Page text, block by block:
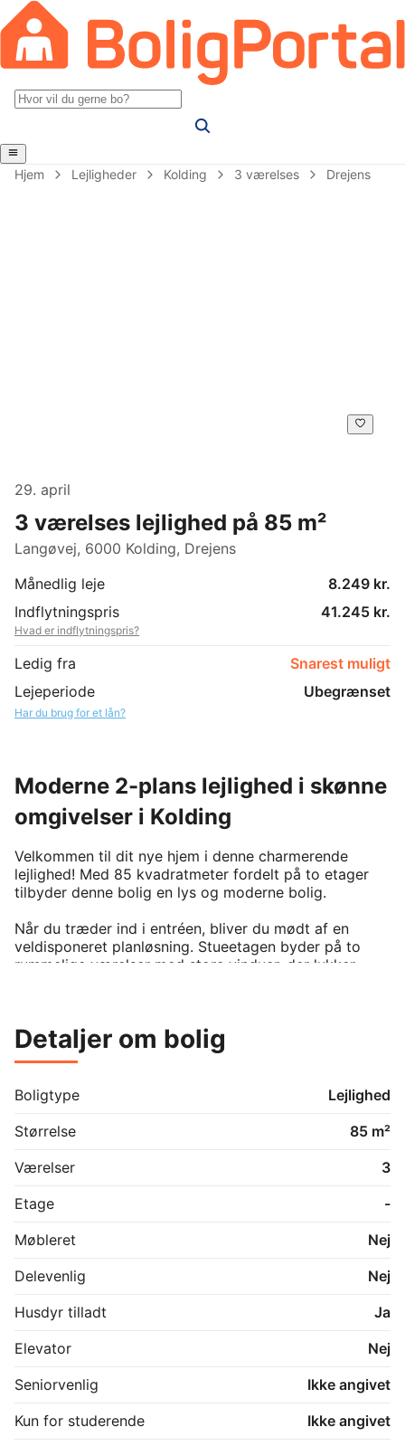
Hjem Lejligheder Kolding 3 værelses Drejens
29. april
3 værelses lejlighed på 85 m²
Langøvej, 6000 Kolding, Drejens
Månedlig leje
8.249 kr.
Indflytningspris
41.245 kr.
Hvad er indflytningspris?
Ledig fra
Snarest muligt
Lejeperiode
Ubegrænset
Har du brug for et lån?
Moderne 2-plans lejlighed i skønne
omgivelser i Kolding
Velkommen til dit nye hjem i denne charmerende
lejlighed! Med 85 kvadratmeter fordelt på to etager
tilbyder denne bolig en lys og moderne bolig.
Når du træder ind i entréen, bliver du mødt af en
veldisponeret planløsning. Stueetagen byder på to
rummelige værelser med store vinduer, der lukker
På første sal er der et åbent køkken med
opvaskemaskine. Køkkenet smelter sammen med den
Endvidere har du mulighed for at opsætte
vaskemaskine og tørretumbler og du har et skur til
ligeledes har du kun 10 minutter i bil til motorvejen.
Har du børn, som er i skolealderen, så finder du
Lyshøjskolen 6 minutter væk. Hverdagen gøres
Rema 1000 og Aldi. Udover ovenstående har du 5
minutter til nærmeste bus stop.
*Forbrug betales direkte til forsyningen.
*Husdyr skal godkendes
Kontakt os i dag for en fremvisning!
Detaljer om bolig
Boligtype
Lejlighed
Størrelse
85 m²
Værelser
3
Etage
-
Møbleret
Nej
Delevenlig
Nej
Husdyr tilladt
Ja
Elevator
Nej
Seniorvenlig
Ikke angivet
Kun for studerende
Ikke angivet